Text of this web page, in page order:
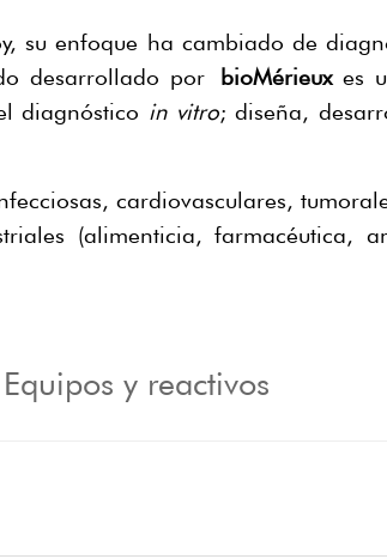
su enfoque ha cambiado de
desarrollado por bioMérieuxes
diagnóstico in vitro; diseña,
cardiovasculares,
(alimenticia, farmacéutica,
Equipos y reactivos